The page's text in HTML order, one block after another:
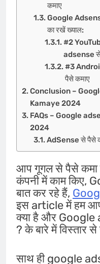
कमाए
Google
का रखें ख्याल:
#2
adsense
#3
पैसे कमाए
Conclusion –
Kamaye 2024
FAQs – Google
2024
AdSense से पैसे
आप गूगल से पैसे कमा
कंपनी में काम किए,
बात कर रहे हैं,
इस article में हम
क्या है और
? के बारे में विस्तार
साथ ही google